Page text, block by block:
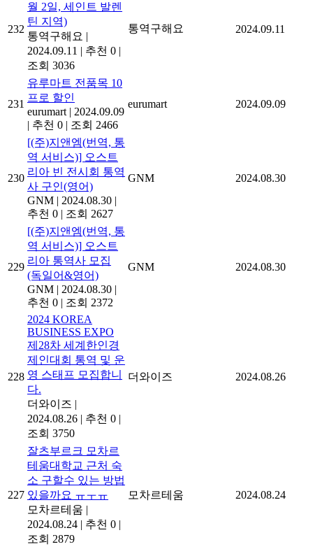
232
월 2일, 세인트 발렌
틴 지역)
통역구해요 |
2024.09.11 | 추천 0 |
조회 3036
통역구해요 2024.09.11
231
유루마트 전품목 10
프로 할인
eurumart | 2024.09.09
| 추천 0 | 조회 2466
eurumart 2024.09.09
230
[(주)지앤엠(번역, 통
역 서비스)] 오스트
리아 빈 전시회 통역
사 구인(영어)
GNM | 2024.08.30 |
추천 0 | 조회 2627
GNM 2024.08.30
229
[(주)지앤엠(번역, 통
역 서비스)] 오스트
리아 통역사 모집
(독일어&영어)
GNM | 2024.08.30 |
추천 0 | 조회 2372
GNM 2024.08.30
228
2024 KOREA
BUSINESS EXPO
제28차 세계한인경
제인대회 통역 및 운
영 스태프 모집합니
다.
더와이즈 |
2024.08.26 | 추천 0 |
조회 3750
더와이즈 2024.08.26
227
잘츠부르크 모차르
테움대학교 근처 숙
소 구할수 있는 방법
있을까요 ㅠㅜㅠ
모차르테움 |
2024.08.24 | 추천 0 |
조회 2879
모차르테움 2024.08.24